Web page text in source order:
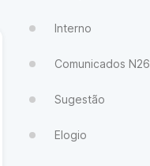
Interno
Comunicados N26
Sugestão
Elogio